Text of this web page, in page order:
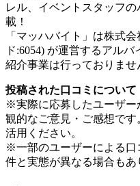
レル、イベントスタッフ
載！
「マッハバイト」は株式
ド:6054) が運営するアル
紹介事業は行っておりませ
投稿された口コミについて
※実際に応募したユーザー
観的なご意見・ご感想で
活用ください。
※一部のユーザーによる口
件と実態が異なる場合もあ